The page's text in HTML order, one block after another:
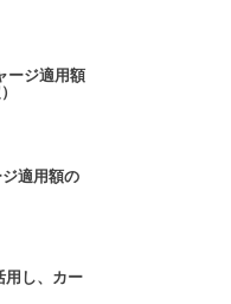
ージ適用額
適用額の
用し、カー